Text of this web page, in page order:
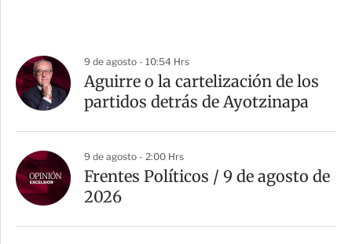
9 de agosto - 10:54 Hrs
Aguirre o la cartelización de los
partidos detrás de Ayotzinapa
9 de agosto - 2:00 Hrs
Frentes Políticos / 9 de agosto de
2026